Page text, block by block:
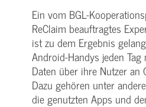
Ein vom BGL-
ReClaim beauftragtes
ist zu dem Ergebnis
Android-Handys jeden
Daten über ihre Nutzer an
Dazu gehören unter
die genutzten Apps und